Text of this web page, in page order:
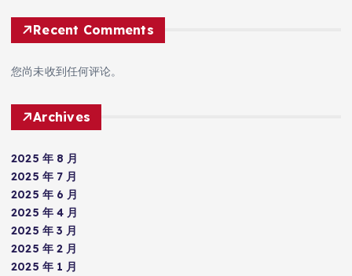
Recent Comments
您尚未收到任何评论。
Archives
2025 年 8 月
2025 年 7 月
2025 年 6 月
2025 年 4 月
2025 年 3 月
2025 年 2 月
2025 年 1 月